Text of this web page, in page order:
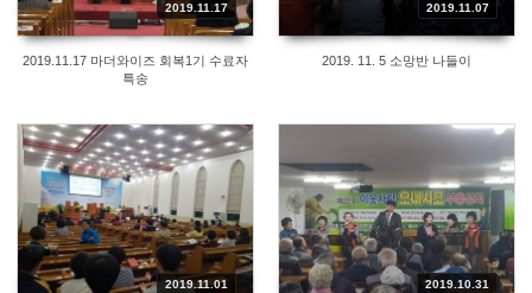
2019.11.17
2019.11.17 마더와이즈 회복1기 수료자
특송
2019.11.07
2019. 11. 5 소망반 나들이
2019.11.01 2019.10.31